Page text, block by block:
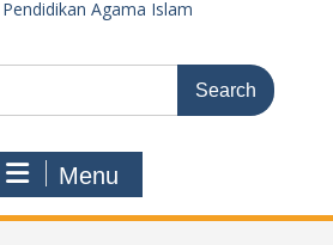
Menu